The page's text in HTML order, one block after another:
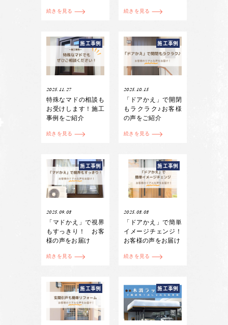
続きを見る 続きを見る
施工事例
2025.11.27
特殊なマドの相談も
お受けします！施工
事例をご紹介
続きを見る
施工事例
2025.10.15
「ドアかえ」で開閉
もラクラク♪お客様
の声をご紹介
続きを見る
施工事例
2025.09.08
「マドかえ」で視界
もすっきり！ お客
様の声をお届け
続きを見る
施工事例
2025.08.08
「ドアかえ」で簡単
イメージチェンジ！
お客様の声をお届け
続きを見る
施工事例 施工事例